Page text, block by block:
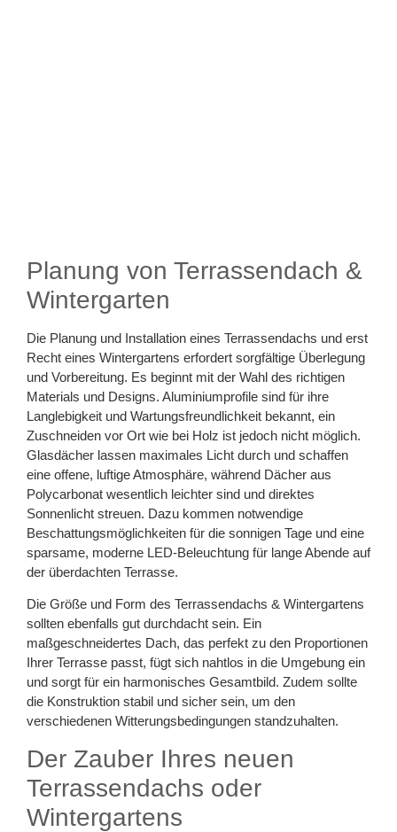
Planung von Terrassendach &
Wintergarten
Die Planung und Installation eines Terrassendachs und erst
Recht eines Wintergartens erfordert sorgfältige Überlegung
und Vorbereitung. Es beginnt mit der Wahl des richtigen
Materials und Designs. Aluminiumprofile sind für ihre
Langlebigkeit und Wartungsfreundlichkeit bekannt, ein
Zuschneiden vor Ort wie bei Holz ist jedoch nicht möglich.
Glasdächer lassen maximales Licht durch und schaffen
eine offene, luftige Atmosphäre, während Dächer aus
Polycarbonat wesentlich leichter sind und direktes
Sonnenlicht streuen. Dazu kommen notwendige
Beschattungsmöglichkeiten für die sonnigen Tage und eine
sparsame, moderne LED-Beleuchtung für lange Abende auf
der überdachten Terrasse.
Die Größe und Form des Terrassendachs & Wintergartens
sollten ebenfalls gut durchdacht sein. Ein
maßgeschneidertes Dach, das perfekt zu den Proportionen
Ihrer Terrasse passt, fügt sich nahtlos in die Umgebung ein
und sorgt für ein harmonisches Gesamtbild. Zudem sollte
die Konstruktion stabil und sicher sein, um den
verschiedenen Witterungsbedingungen standzuhalten.
Der Zauber Ihres neuen
Terrassendachs oder
Wintergartens